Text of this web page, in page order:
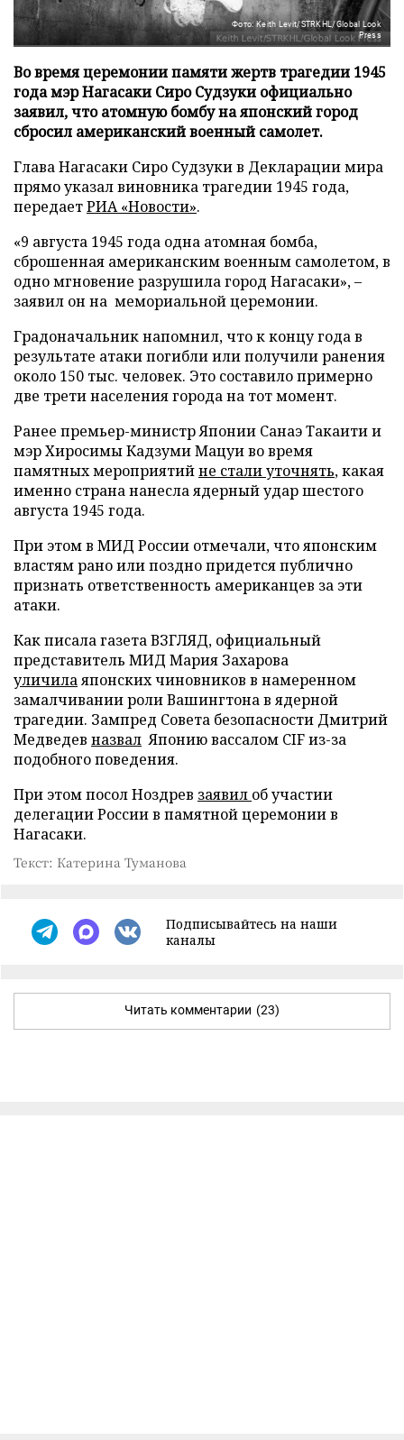
Фото: Keith Levit/STRKHL/Global Look
Press
Во время церемонии памяти жертв трагедии 1945
года мэр Нагасаки Сиро Судзуки официально
заявил, что атомную бомбу на японский город
сбросил американский военный самолет.
Глава Нагасаки Сиро Судзуки в Декларации мира
прямо указал виновника трагедии 1945 года,
передаетРИА «Новости».
«9 августа 1945 года одна атомная бомба,
сброшенная американским военным самолетом, в
одно мгновение разрушила город Нагасаки», –
заявил он на мемориальной церемонии.
Градоначальник напомнил, что к концу года в
результате атаки погибли или получили ранения
около 150 тыс. человек. Это составило примерно
две трети населения города на тот момент.
Ранее премьер-министр Японии Санаэ Такаити и
мэр Хиросимы Кадзуми Мацуи во время
памятных мероприятийне стали уточнять, какая
именно страна нанесла ядерный удар шестого
августа 1945 года.
При этом в МИД России отмечали, что японским
властям рано или поздно придется публично
признать ответственность американцев за эти
атаки.
Как писала газета ВЗГЛЯД, официальный
представитель МИД Мария Захарова
уличилаяпонских чиновников в намеренном
замалчивании роли Вашингтона в ядерной
трагедии. Зампред Совета безопасности Дмитрий
Медведев назвал Японию вассалом CIF из-за
подобного поведения.
При этом посол Ноздрев заявил об участии
делегации России в памятной церемонии в
Нагасаки.
Текст: Катерина Туманова
Подписывайтесь на наши
каналы
Читать комментарии (23)